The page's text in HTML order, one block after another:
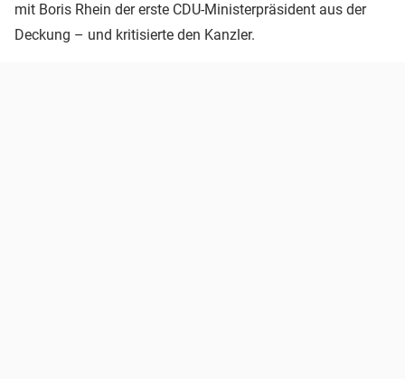
mit Boris Rhein der erste CDU-Ministerpräsident aus der
Deckung – und kritisierte den Kanzler.